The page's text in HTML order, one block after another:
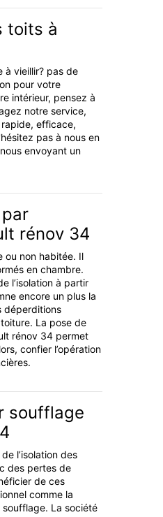
toits à
à vieillir? pas de
pour votre
intérieur, pensez à
notre service,
efficace,
pas à nous en
envoyant un
rénov 34
ou non habitée. Il
en chambre.
l’isolation à partir
encore un plus la
déperditions
La pose de
rénov 34 permet
confier l’opération
soufflage
l’isolation des
des pertes de
de ces
comme la
La société